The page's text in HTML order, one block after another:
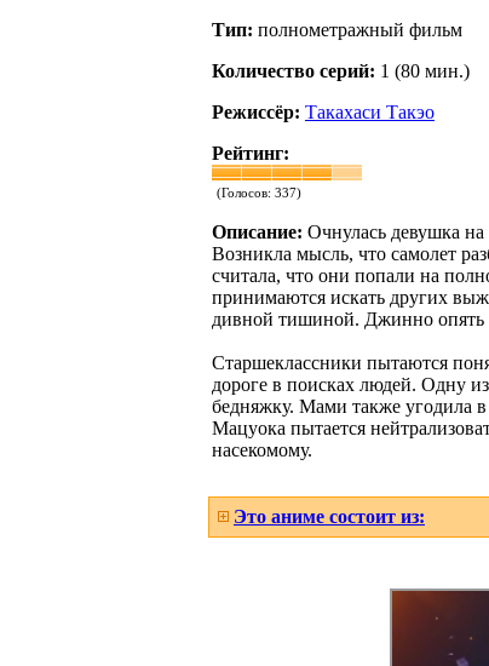
Тип: полнометражный фильм
Количество серий: 1 (80 мин.)
Режиссёр: Такахаси Такэо
Рейтинг:
(Голосов: 337)
Описание: Очнулась девушка на
Возникла мысль, что самолет
считала, что они попали на
принимаются искать других
дивной тишиной. Джинно опять
Старшеклассники пытаются
дороге в поисках людей. Одну
бедняжку. Мами также угодила
Мацуока пытается
насекомому.
Это аниме состоит из: